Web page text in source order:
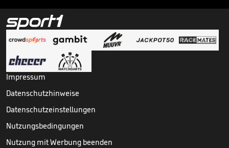
Impressum
Datenschutzhinweise
Datenschutzeinstellungen
Nutzungsbedingungen
Nutzung mit Werbung beenden